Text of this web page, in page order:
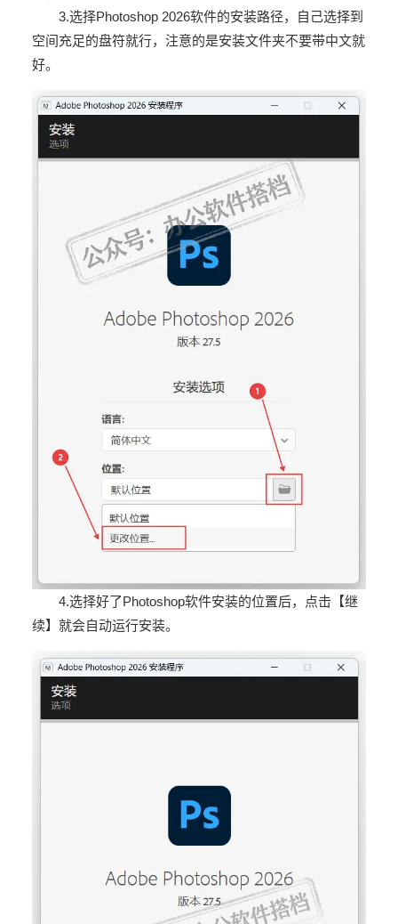
3.选择Photoshop 2026软件的安装路径，自己选择到
空间充足的盘符就行，注意的是安装文件夹不要带中文就
好。
4.选择好了Photoshop软件安装的位置后，点击【继
续】就会自动运行安装。